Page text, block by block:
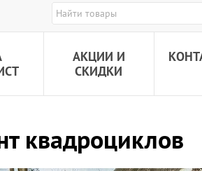
АКЦИИ И
СКИДКИ
квадроциклов